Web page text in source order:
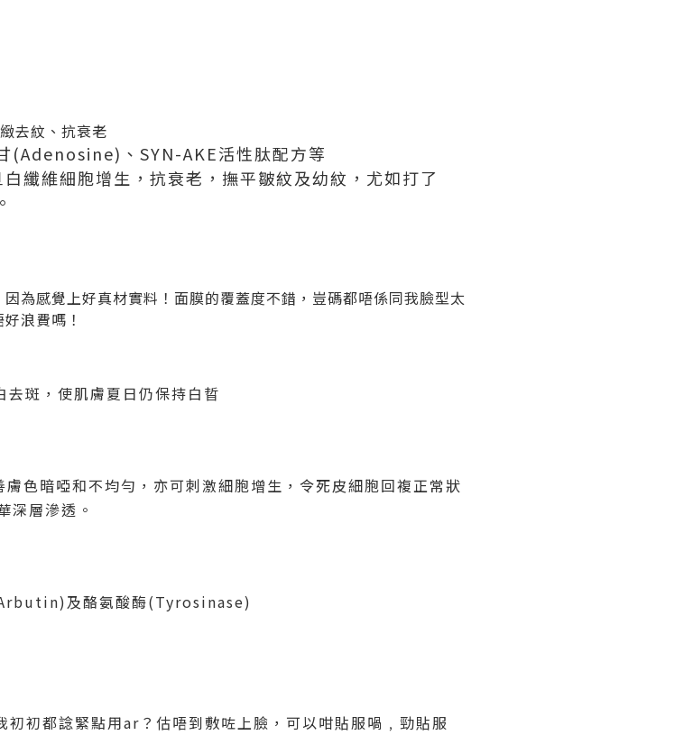
去紋、抗衰老
(Adenosine) 、 SYN-AKE活性肽配方等
纖維細胞增生，抗衰老，撫平皺紋及幼紋，尤如打了
為感覺上好真材實料！面膜的覆蓋度不錯，豈碼都唔係同我臉型太
浪費嗎！
去斑，使肌膚夏日仍保持白晢
色暗啞和不均勻，亦可刺激細胞增生，令死皮細胞回複正常狀
深層滲透。
及酪氨酸酶(Tyrosinase)
初初都諗緊點用ar ？估唔到敷咗上臉，可以咁貼服喎﹐勁貼服